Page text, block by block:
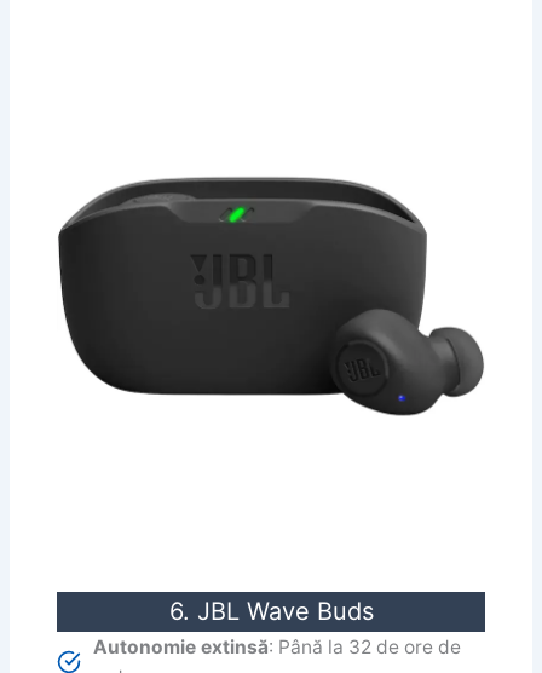
6. JBL Wave Buds
Autonomie extinsă: Până la 32 de ore de